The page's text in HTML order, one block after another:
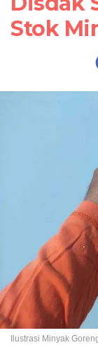
Stok
Ilustrasi Minyak